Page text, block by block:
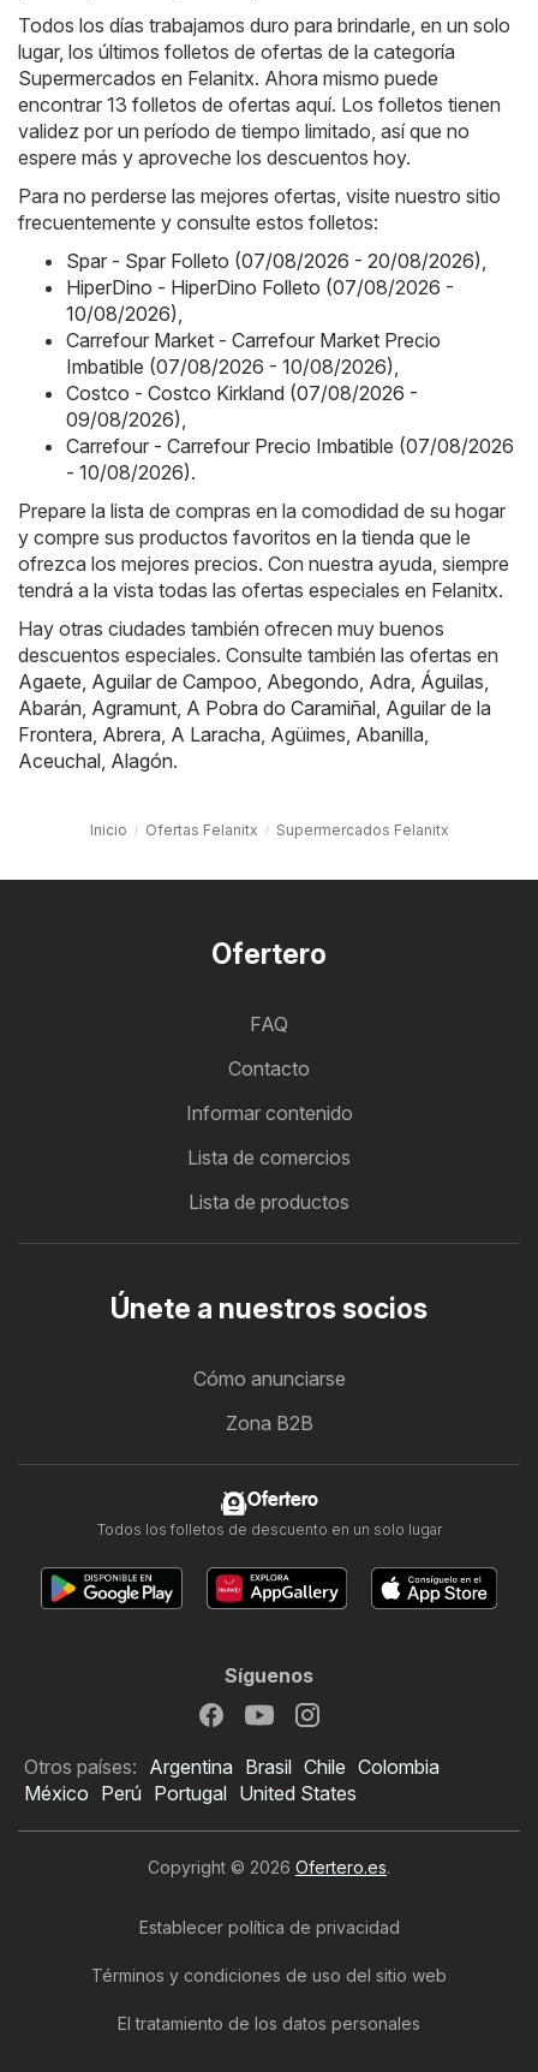
Todos los días trabajamos duro para brindarle, en un solo
lugar, los últimos folletos de ofertas de la categoría
Supermercados en Felanitx. Ahora mismo puede
encontrar 13 folletos de ofertas aquí. Los folletos tienen
validez por un período de tiempo limitado, así que no
espere más y aproveche los descuentos hoy.
Para no perderse las mejores ofertas, visite nuestro sitio
frecuentemente y consulte estos folletos:
Spar - Spar Folleto (07/08/2026 - 20/08/2026)
HiperDino - HiperDino Folleto (07/08/2026 -
10/08/2026)
Carrefour Market - Carrefour Market Precio
Imbatible (07/08/2026 - 10/08/2026)
Costco - Costco Kirkland (07/08/2026 -
09/08/2026)
Carrefour - Carrefour Precio Imbatible (07/08/2026
- 10/08/2026).
Prepare la lista de compras en la comodidad de su hogar
y compre sus productos favoritos en la tienda que le
ofrezca los mejores precios. Con nuestra ayuda, siempre
tendrá a la vista todas las ofertas especiales en Felanitx.
Hay otras ciudades también ofrecen muy buenos
descuentos especiales. Consulte también las ofertas en
Agaete Aguilar de Campoo Abegondo Adra Águilas
Abarán Agramunt A Pobra do Caramiñal Aguilar de la
Frontera Abrera A Laracha Agüimes Abanilla
Aceuchal Alagón.
Inicio Ofertas Felanitx Supermercados Felanitx
Ofertero
FAQ
Contacto
Informar contenido
Lista de comercios
Lista de productos
Únete a nuestros socios
Cómo anunciarse
Zona B2B
Ofertero
Todos los folletos de descuento en un solo lugar
Síguenos
Otros países: Argentina Brasil Chile Colombia
México Perú Portugal United States
Copyright © 2026 Ofertero.es.
Establecer política de privacidad
Términos y condiciones de uso del sitio web
El tratamiento de los datos personales